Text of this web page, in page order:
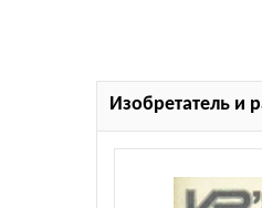
Изобретатель и